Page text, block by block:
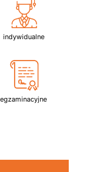
indywidualne
egzaminacyjne